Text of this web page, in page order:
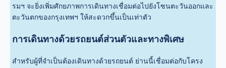
รมฯ จะยิ่งเพิ่มศักยภาพการเดินทางเชื่อมต่อไปยังโซนตะวันออกและ
ตะวันตกของกรุงเทพฯ ให้สะดวกขึ้นเป็นเท่าตัว
การเดินทางด้วยรถยนต์ส่วนตัวและทางพิเศษ
สำหรับผู้ที่จำเป็นต้องเดินทางด้วยรถยนต์ ย่านนี้เชื่อมต่อกับโครง